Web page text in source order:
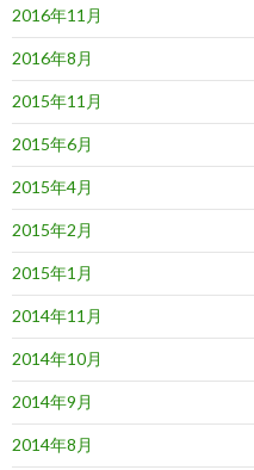
2016年11月
2016年8月
2015年11月
2015年6月
2015年4月
2015年2月
2015年1月
2014年11月
2014年10月
2014年9月
2014年8月